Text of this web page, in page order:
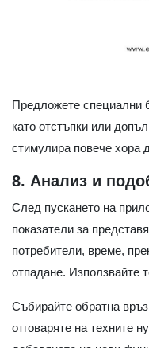
Предложете специални
като отстъпки или
стимулира повече хора
8. Анализ и
След пускането на
показатели за
потребители, време,
отпадане. Използвайте
Събирайте обратна
отговаряте на техните